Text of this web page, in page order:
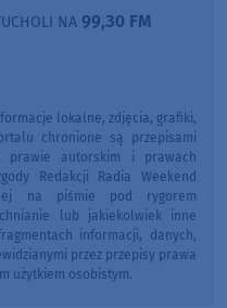
NA 99,30 FM
lokalne, zdjęcia, grafiki,
chronione są przepisami
autorskim i prawach
Redakcji Radia Weekend
na piśmie pod rygorem
lub jakiekolwiek inne
informacji, danych,
przez przepisy prawa
użytkiem osobistym.